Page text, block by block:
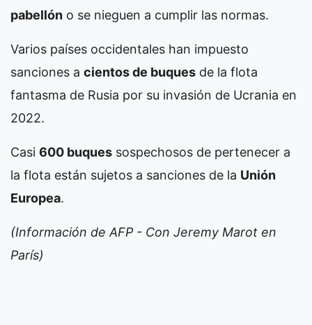
pabellón o se nieguen a cumplir las normas.
Varios países occidentales han impuesto
sanciones a cientos de buques de la flota
fantasma de Rusia por su invasión de Ucrania en
2022.
Casi 600 buques sospechosos de pertenecer a
la flota están sujetos a sanciones de la Unión
Europea.
(Información de AFP - Con Jeremy Marot en
París)